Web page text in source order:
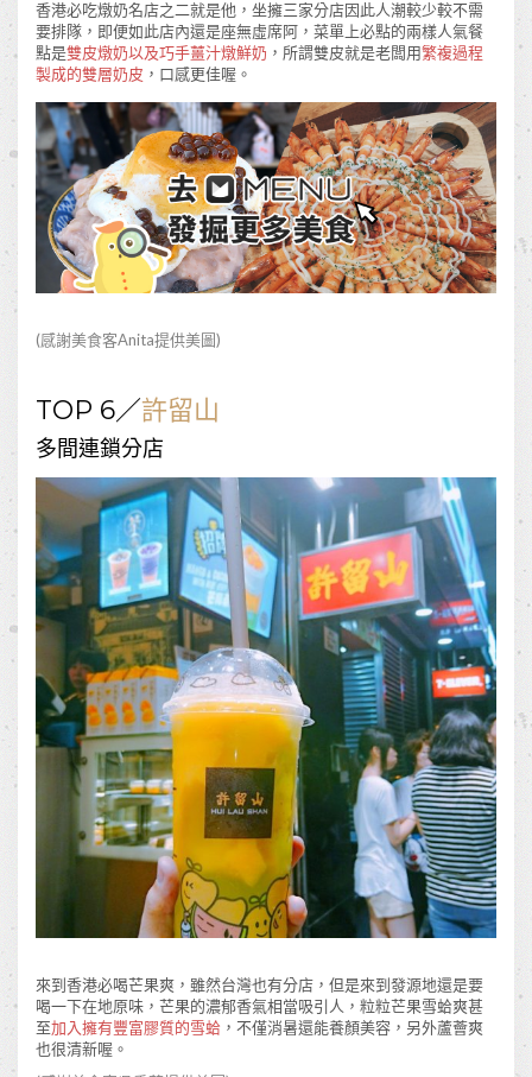
香港必吃燉奶名店之二就是他，坐擁三家分店因此人潮較少較不需
要排隊，即便如此店內還是座無虛席阿，菜單上必點的兩樣人氣餐
點是雙皮燉奶以及巧手薑汁燉鮮奶 ，所謂雙皮就是老闆用繁複過程
製成的雙層奶皮 ，口感更佳喔。
(感謝美食客Anita提供美圖)
TOP 6／許留山
多間連鎖分店
來到香港必喝芒果爽，雖然台灣也有分店，但是來到發源地還是要
喝一下在地原味，芒果的濃郁香氣相當吸引人，粒粒芒果雪蛤爽甚
至加入擁有豐富膠質的雪蛤 ，不僅消暑還能養顏美容，另外蘆薈爽
也很清新喔。